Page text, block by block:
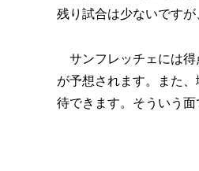
残り試合は少ないですが
サンフレッチェには得
が予想されます。また
待できます。そういう